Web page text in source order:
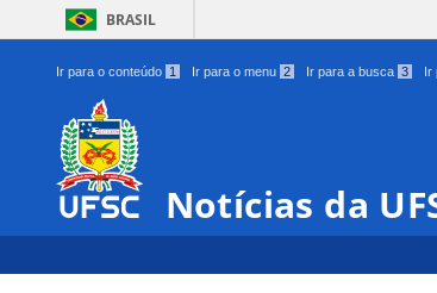
BRASIL
Ir para o conteúdo 1 Ir para o menu 2 Ir para a busca 3 Ir
Notícias da